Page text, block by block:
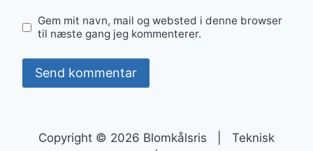
Gem mit navn, mail og websted i denne browser
til næste gang jeg kommenterer.
Copyright © 2026 Blomkålsris | Teknisk